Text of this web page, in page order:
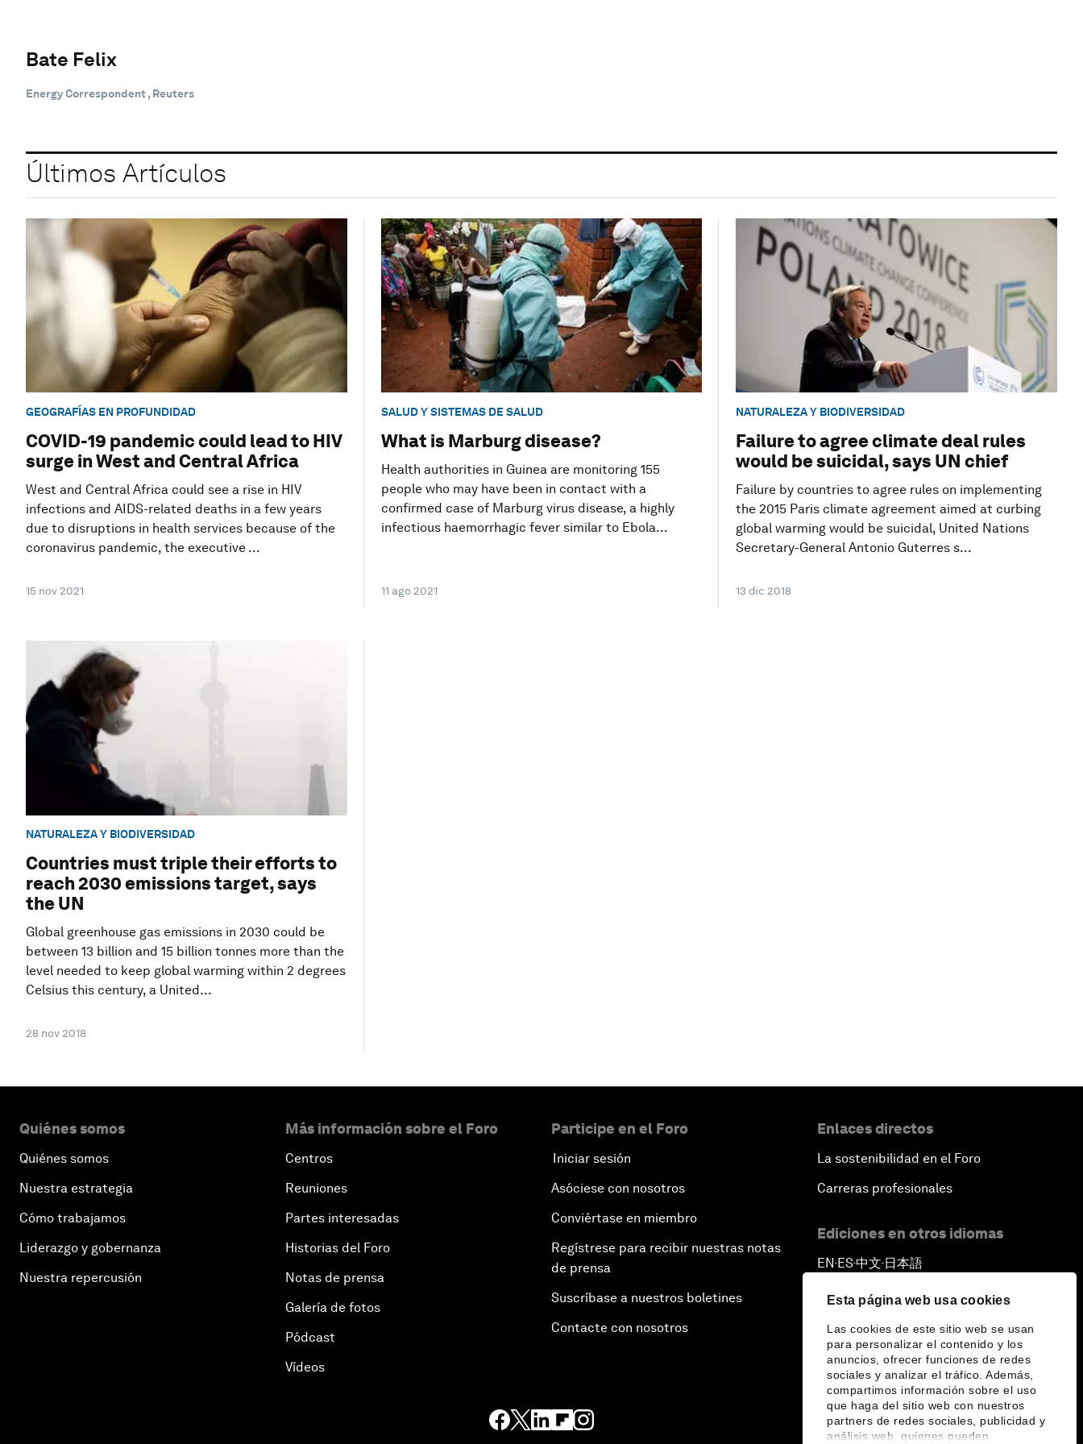
Esta página web usa cookies
Las cookies de este sitio web se usan
para personalizar el contenido y los
anuncios, ofrecer funciones de redes
sociales y analizar el tráfico. Además,
compartimos información sobre el uso
que haga del sitio web con nuestros
partners de redes sociales, publicidad y
análisis web, quienes pueden
Bate Felix
Energy Correspondent , Reuters
Últimos Artículos
GEOGRAFÍAS EN PROFUNDIDAD
COVID-19 pandemic could lead to HIV
surge in West and Central Africa
West and Central Africa could see a rise in HIV
infections and AIDS-related deaths in a few years
due to disruptions in health services because of the
coronavirus pandemic, the executive ...
15 nov 2021
SALUD Y SISTEMAS DE SALUD
What is Marburg disease?
Health authorities in Guinea are monitoring 155
people who may have been in contact with a
confirmed case of Marburg virus disease, a highly
infectious haemorrhagic fever similar to Ebola...
11 ago 2021
NATURALEZA Y BIODIVERSIDAD
Failure to agree climate deal rules
would be suicidal, says UN chief
Failure by countries to agree rules on implementing
the 2015 Paris climate agreement aimed at curbing
global warming would be suicidal, United Nations
Secretary-General Antonio Guterres s...
13 dic 2018
NATURALEZA Y BIODIVERSIDAD
Countries must triple their efforts to
reach 2030 emissions target, says
the UN
Global greenhouse gas emissions in 2030 could be
between 13 billion and 15 billion tonnes more than the
level needed to keep global warming within 2 degrees
Celsius this century, a United...
28 nov 2018
Quiénes somos
Quiénes somos
Nuestra estrategia
Cómo trabajamos
Liderazgo y gobernanza
Nuestra repercusión
Más información sobre el Foro
Centros
Reuniones
Partes interesadas
Historias del Foro
Notas de prensa
Galería de fotos
Pódcast
Vídeos
Participe en el Foro
Iniciar sesión
Asóciese con nosotros
Conviértase en miembro
Regístrese para recibir nuestras notas
de prensa
Suscríbase a nuestros boletines
Contacte con nosotros
Enlaces directos
La sostenibilidad en el Foro
Carreras profesionales
Ediciones en otros idiomas
EN ▪ ES▪中文▪ 日本語